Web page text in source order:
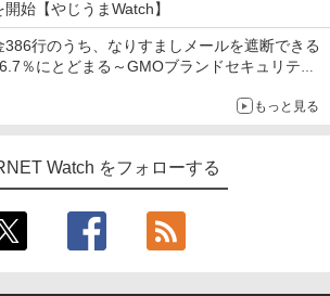
始【やじうまWatch】
386行のうち、なりすましメールを遮断できる
％にとどまる～GMOブランドセキュリティ
もっと見る
Watch をフォローする